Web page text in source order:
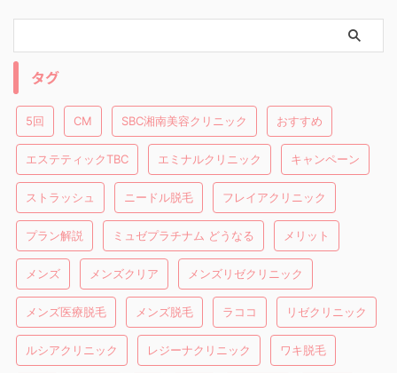
タグ
5回 CM SBC湘南美容クリニック おすすめ
エステティックTBC エミナルクリニック キャンペーン
ストラッシュ ニードル脱毛 フレイアクリニック
プラン解説 ミュゼプラチナム どうなる メリット
メンズ メンズクリア メンズリゼクリニック
メンズ医療脱毛 メンズ脱毛 ラココ リゼクリニック
ルシアクリニック レジーナクリニック ワキ脱毛